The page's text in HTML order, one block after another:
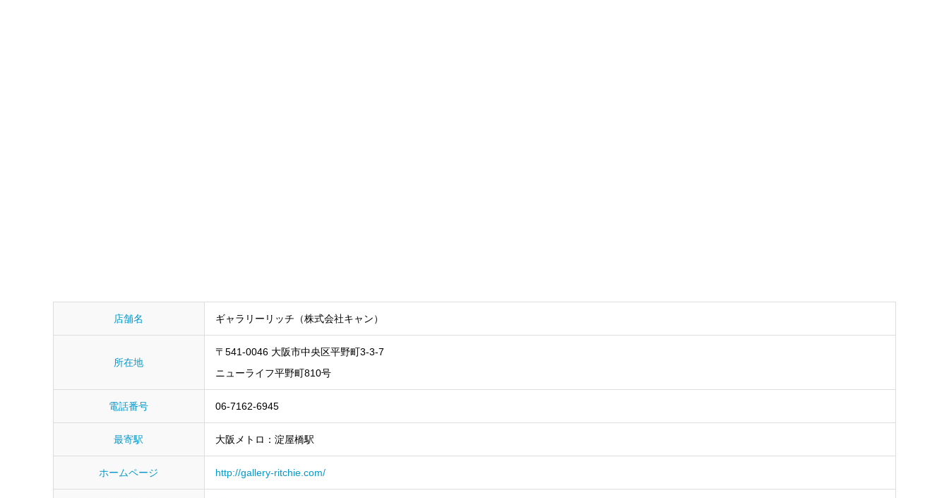
店舗名 ギャラリーリッチ（株式会社キャン）
所在地
〒541-0046 大阪市中央区平野町3-3-7
ニューライフ平野町810号
電話番号 06-7162-6945
最寄駅 大阪メトロ：淀屋橋駅
ホームページ http://gallery-ritchie.com/